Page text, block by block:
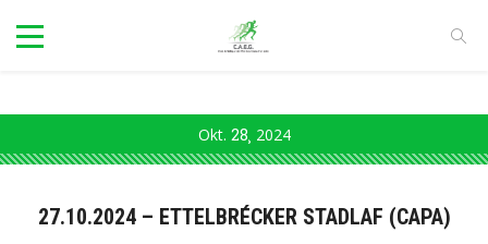
Okt. 28 2024
27.10.2024 – ETTELBRÉCKER STADLAF (CAPA)